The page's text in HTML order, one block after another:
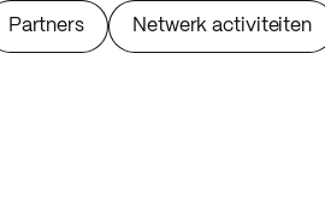
Partners Netwerk activiteiten